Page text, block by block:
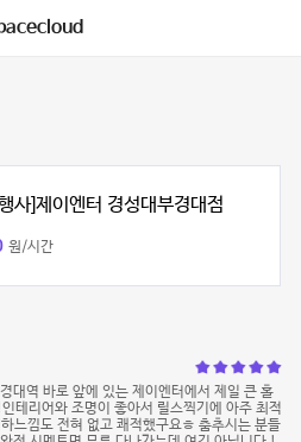
사]제이엔터 경성대부경대점
원/시간
대역 바로 앞에 있는 제이엔터에서 제일 큰 홀
테리어와 조명이 좋아서 릴스찍기에 아주 최적
느낌도 전혀 없고 쾌적했구요ㅎ 춤추시는 분들